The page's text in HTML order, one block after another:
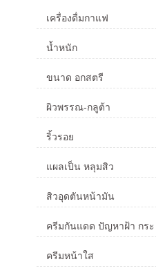
เครื่องดื่มกาแฟ
น้ำหนัก
ขนาด อกสตรี
ผิวพรรณ-กลูต้า
ริ้วรอย
แผลเป็น หลุมสิว
สิวอุดตันหน้ามัน
ครีมกันแดด ปัญหาฝ้า กระ
ครีมหน้าใส